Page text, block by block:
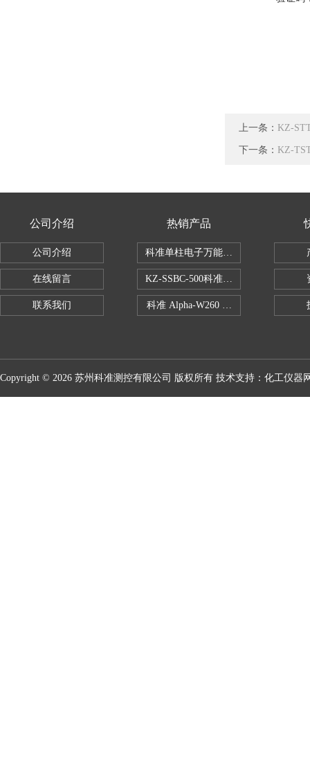
上一条： KZ-
下一条： KZ-
公司介绍
公司介绍
在线留言
联系我们
热销产品
科准单柱电子万能拉力机KZ-SSBC-500
KZ-SSBC-500科准单柱电子万能试验
科准 Alpha-W260 半导体全自动推拉
Copyright © 2026 苏州科准测控有限公司 版权所有 技术支持： 化工仪器